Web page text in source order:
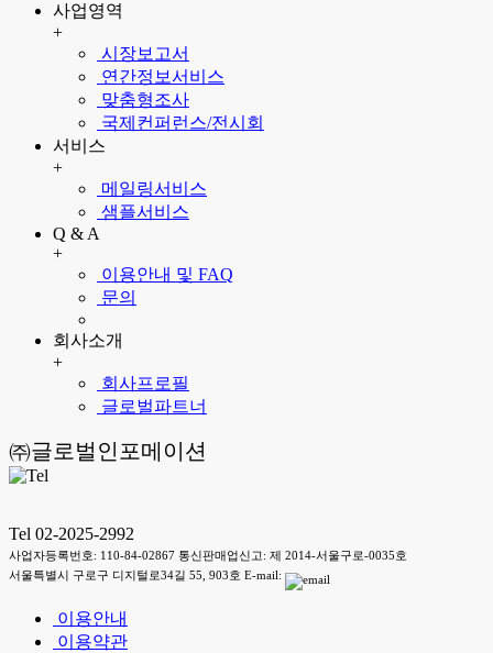
사업영역
+
시장보고서
연간정보서비스
맞춤형조사
국제컨퍼런스/전시회
서비스
+
메일링서비스
샘플서비스
Q & A
+
이용안내 및 FAQ
문의
회사소개
+
회사프로필
글로벌파트너
㈜글로벌인포메이션
Tel 02-2025-2992
사업자등록번호: 110-84-02867 통신판매업신고: 제 2014-서울구로-0035호
서울특별시 구로구 디지털로34길 55, 903호 E-mail:
이용안내
이용약관